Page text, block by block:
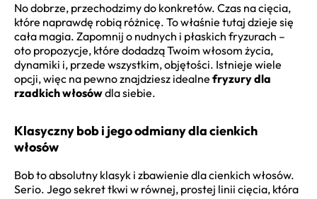
No dobrze, przechodzimy do konkretów. Czas na cięcia,
które naprawdę robią różnicę. To właśnie tutaj dzieje się
cała magia. Zapomnij o nudnych i płaskich fryzurach –
oto propozycje, które dodadzą Twoim włosom życia,
dynamiki i, przede wszystkim, objętości. Istnieje wiele
opcji, więc na pewno znajdziesz idealne fryzury dla
rzadkich włosówdla siebie.
Klasyczny bob i jego odmiany dla cienkich
włosów
Bob to absolutny klasyk i zbawienie dla cienkich włosów.
Serio. Jego sekret tkwi w równej, prostej linii cięcia, która